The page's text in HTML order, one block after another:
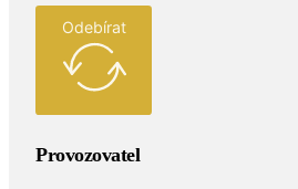
Odebírat
Provozovatel